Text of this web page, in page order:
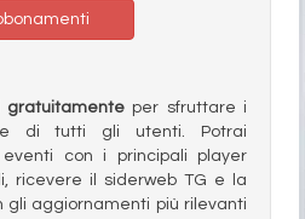
gratuitamenteper sfruttare i
di tutti gli utenti. Potrai
con i principali player
ricevere il siderweb TG e la
gli aggiornamenti più rilevanti